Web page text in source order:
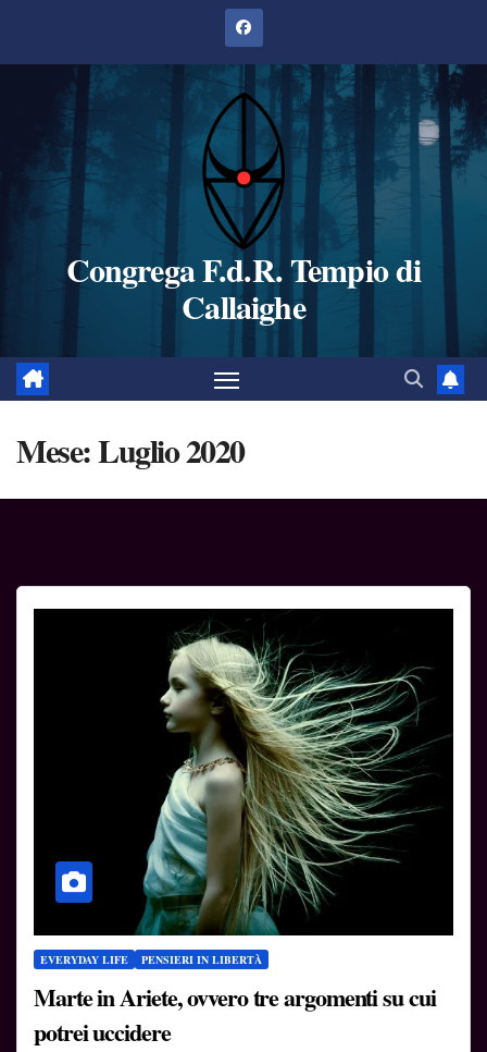
Congrega F.d.R. Tempio di
Callaighe
Mese:Luglio 2020
EVERYDAY LIFE PENSIERI IN LIBERTÀ
Marte in Ariete, ovvero tre argomenti su cui
potrei uccidere